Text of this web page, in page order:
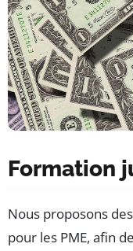
Formation
Nous proposons
pour les PME, afin